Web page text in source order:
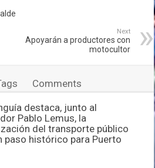
Next
Apoyarán a productores con
motocultor
Comments
destaca, junto al
Pablo Lemus, la
del transporte público
paso histórico para Puerto